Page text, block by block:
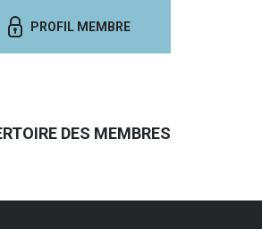
PROFIL MEMBRE
DES MEMBRES